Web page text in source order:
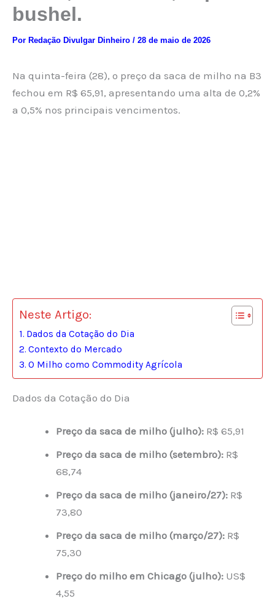
bushel.
Por Redação Divulgar Dinheiro / 28 de maio de 2026
Na quinta-feira (28), o preço da saca de milho na B3
fechou em R$ 65,91, apresentando uma alta de 0,2%
a 0,5% nos principais vencimentos.
Neste Artigo:
Dados da Cotação do Dia
Contexto do Mercado
O Milho como Commodity Agrícola
Dados da Cotação do Dia
Preço da saca de milho (julho): R$ 65,91
Preço da saca de milho (setembro): R$
68,74
Preço da saca de milho (janeiro/27): R$
73,80
Preço da saca de milho (março/27): R$
75,30
Preço do milho em Chicago (julho): US$
4,55